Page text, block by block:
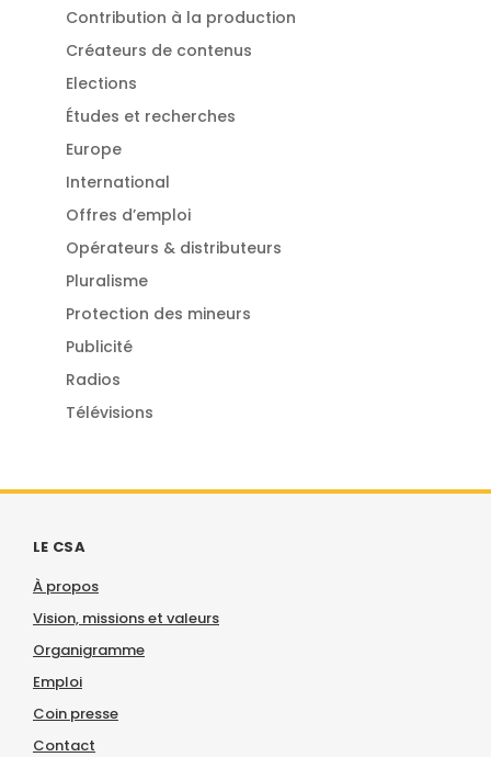
Contribution à la production
Créateurs de contenus
Elections
Études et recherches
Europe
International
Offres d’emploi
Opérateurs & distributeurs
Pluralisme
Protection des mineurs
Publicité
Radios
Télévisions
LE CSA
À propos
Vision, missions et valeurs
Organigramme
Emploi
Coin presse
Contact